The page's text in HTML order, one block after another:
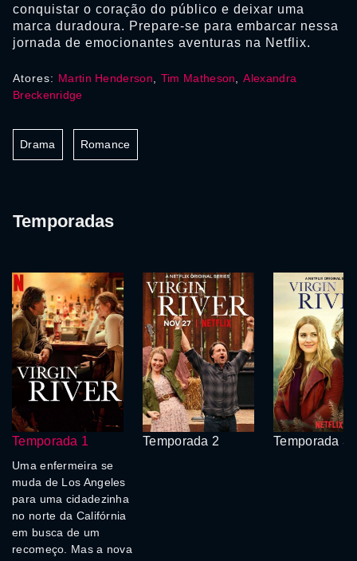
conquistar o coração do público e deixar uma
marca duradoura. Prepare-se para embarcar nessa
jornada de emocionantes aventuras na Netflix.
Atores: Martin Henderson Tim Matheson ,Alexandra
Breckenridge
Drama Romance
Temporadas
Temporada 1
Uma enfermeira se
muda de Los Angeles
para uma cidadezinha
no norte da Califórnia
em busca de um
recomeço. Mas a nova
Temporada 2 Temporada 3